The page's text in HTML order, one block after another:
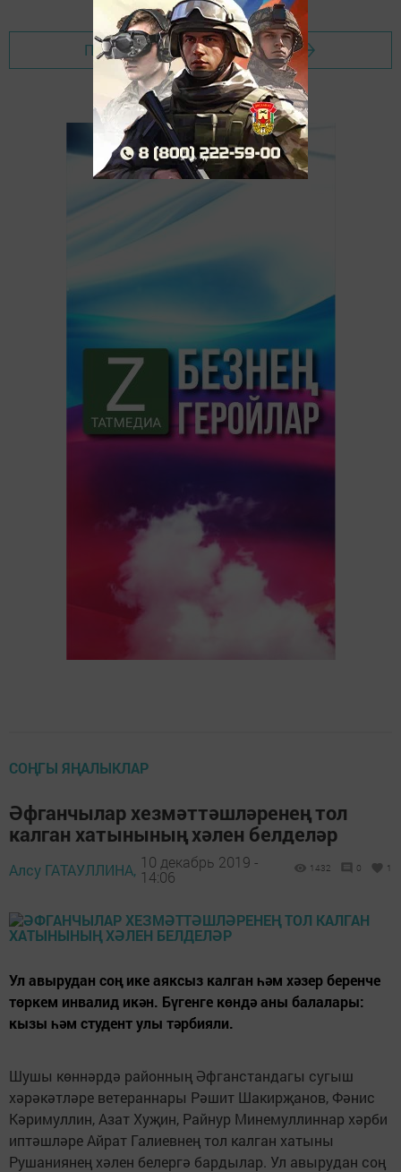
Перейти на страницу новости
СОҢГЫ ЯҢАЛЫКЛАР
Әфганчылар хезмәттәшләренең тол
калган хатынының хәлен белделәр
Алсу ГАТАУЛЛИНА, 10 декабрь 2019 -
14:06
1432 0 1
Ул авырудан соң ике аяксыз калган һәм хәзер беренче
төркем инвалид икән. Бүгенге көндә аны балалары:
кызы һәм студент улы тәрбияли.
Шушы көннәрдә районның Әфганстандагы сугыш
хәрәкәтләре ветераннары Рәшит Шакирҗанов, Фәнис
Кәримуллин, Азат Хуҗин, Райнур Минемуллиннар хәрби
иптәшләре Айрат Галиевнең тол калган хатыны
Рушаниянең хәлен белергә бардылар. Ул авырудан соң